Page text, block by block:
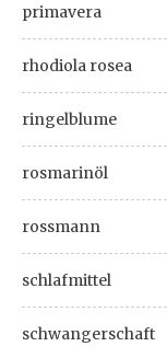
primavera
rhodiola rosea
ringelblume
rosmarinöl
rossmann
schlafmittel
schwangerschaft